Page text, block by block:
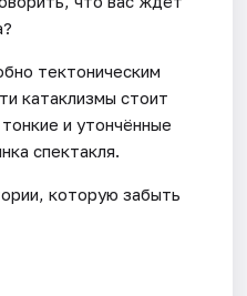
тектоническим
катаклизмы стоит
и утончённые
спектакля.
которую забыть